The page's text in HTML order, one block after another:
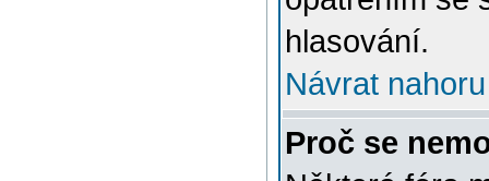
hlasování.
Návrat nahoru
Proč se